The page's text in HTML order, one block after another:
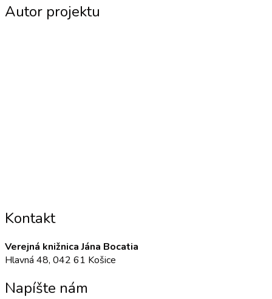
Autor projektu
Kontakt
Verejná knižnica Jána Bocatia
Hlavná 48, 042 61 Košice
Napíšte nám